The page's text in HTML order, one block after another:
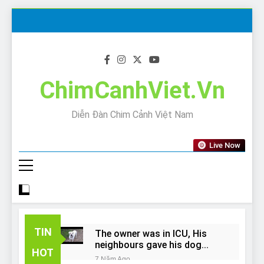
ChimCanhViet.Vn
Diễn Đàn Chim Cảnh Việt Nam
Live Now
TIN
HOT
The owner was in ICU, His
neighbours gave his dog
away!
7 Năm Ago